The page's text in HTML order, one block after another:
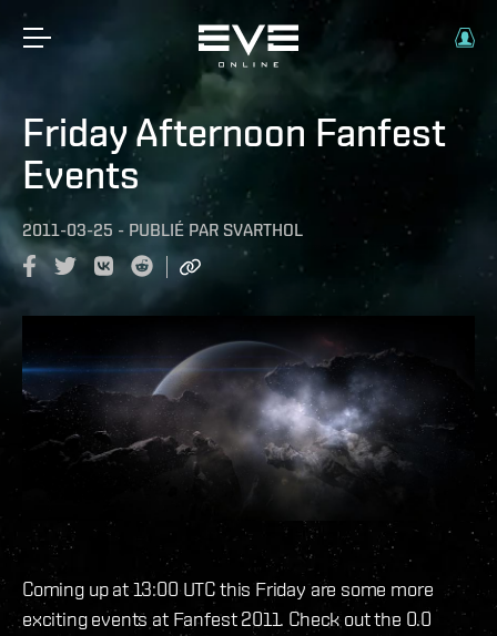
Friday Afternoon Fanfest
Events
2011-03-25 - PUBLIÉ PAR SVARTHOL
Coming up at 13:00 UTC this Friday are some more
exciting events at Fanfest 2011. Check out the 0.0